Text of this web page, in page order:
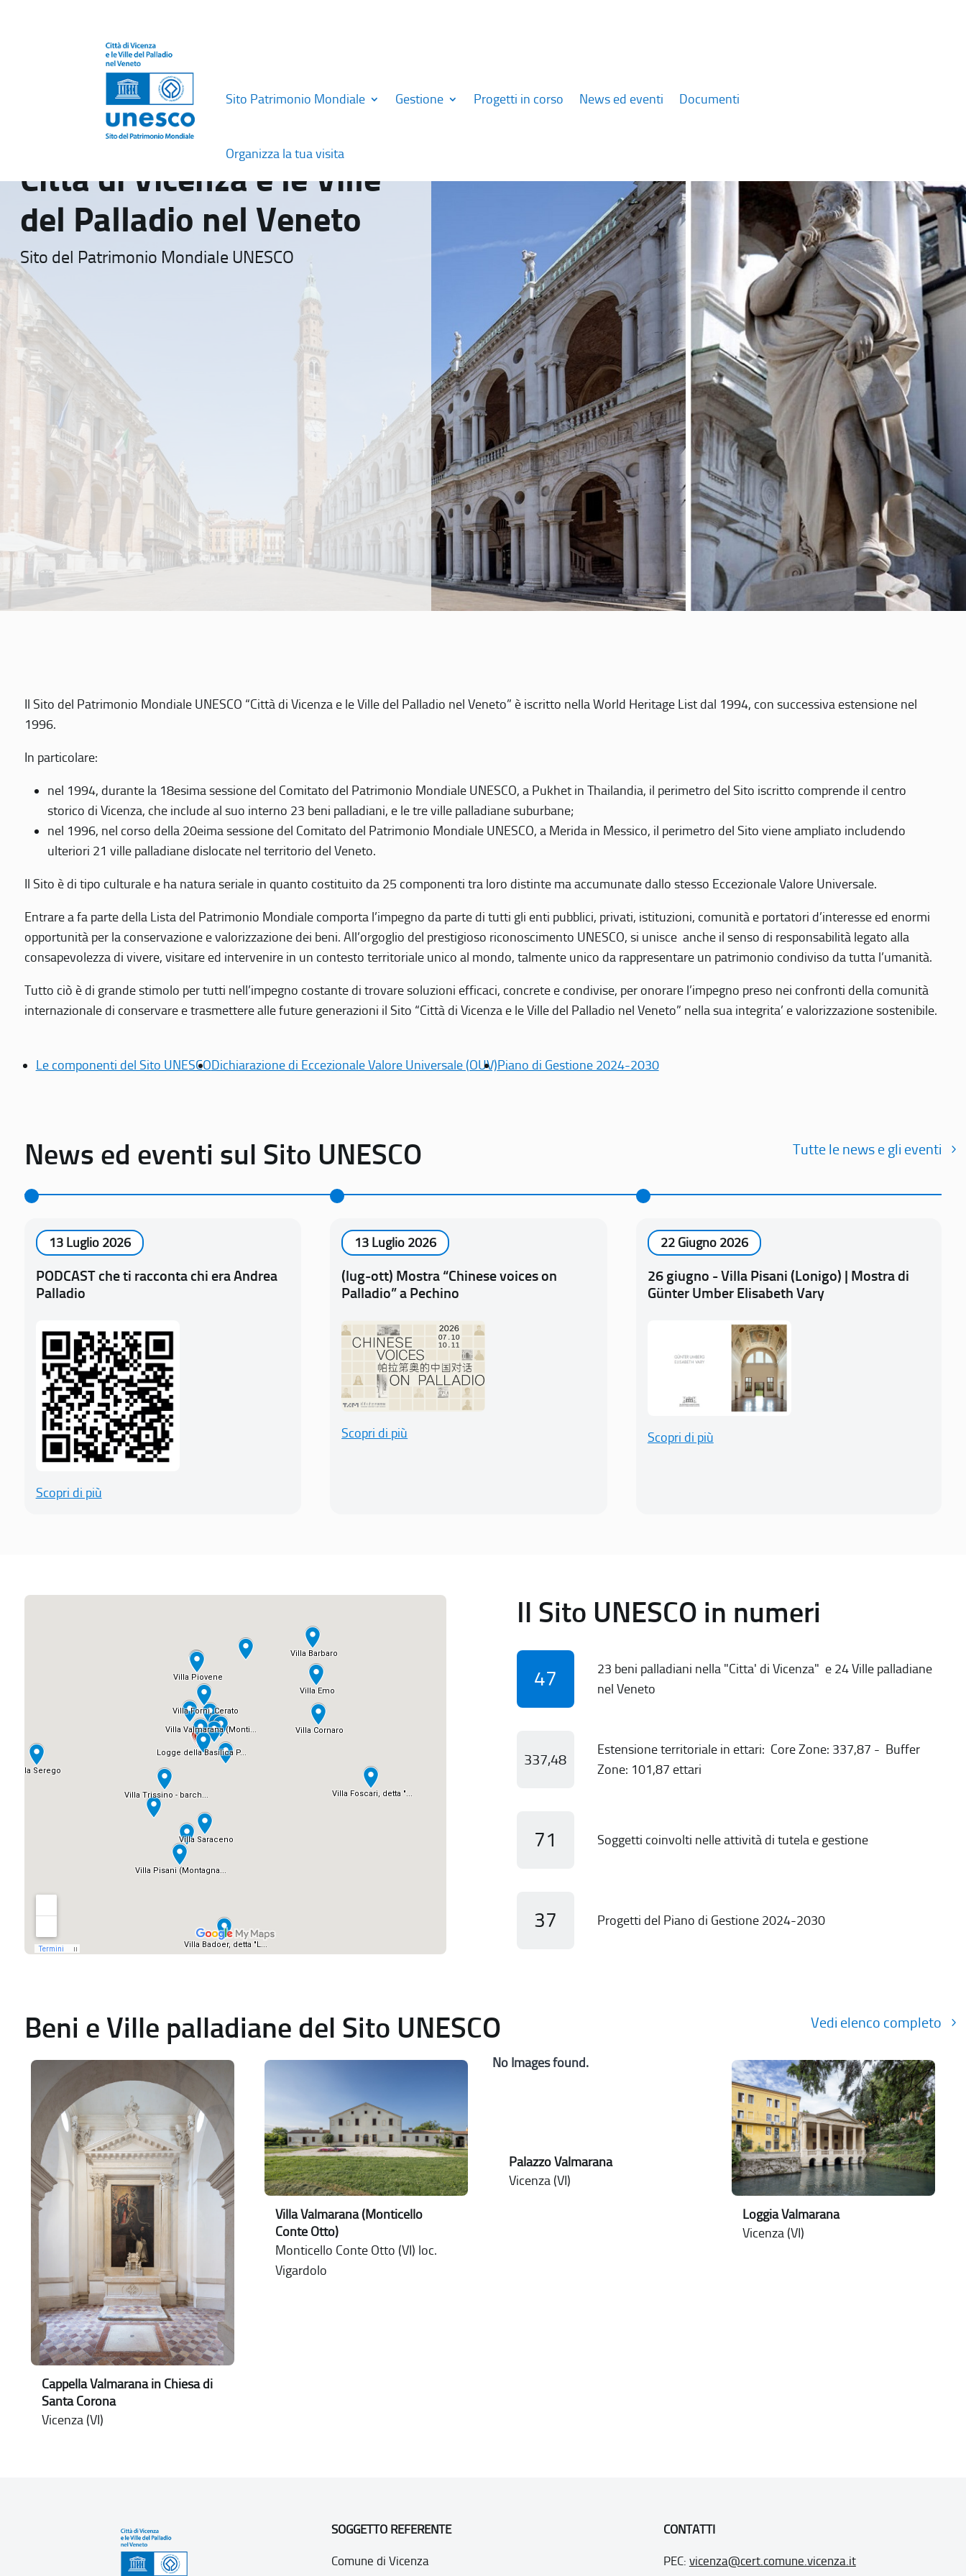
Sito Patrimonio Mondiale Gestione Progetti in corso News ed eventi Documenti
Organizza la tua visita
Città di Vicenza e le Ville
del Palladio nel Veneto
Sito del Patrimonio Mondiale UNESCO
Il Sito del Patrimonio Mondiale UNESCO “Città di Vicenza e le Ville del Palladio nel Veneto” è iscritto nella World Heritage List dal 1994, con successiva estensione nel
1996.
In particolare:
nel 1994, durante la 18esima sessione del Comitato del Patrimonio Mondiale UNESCO, a Pukhet in Thailandia, il perimetro del Sito iscritto comprende il centro
storico di Vicenza, che include al suo interno 23 beni palladiani, e le tre ville palladiane suburbane;
nel 1996, nel corso della 20eima sessione del Comitato del Patrimonio Mondiale UNESCO, a Merida in Messico, il perimetro del Sito viene ampliato includendo
ulteriori 21 ville palladiane dislocate nel territorio del Veneto.
Il Sito è di tipo culturale e ha natura seriale in quanto costituito da 25 componenti tra loro distinte ma accumunate dallo stesso Eccezionale Valore Universale.
Entrare a fa parte della Lista del Patrimonio Mondiale comporta l’impegno da parte di tutti gli enti pubblici, privati, istituzioni, comunità e portatori d’interesse ed enormi
opportunità per la conservazione e valorizzazione dei beni. All’orgoglio del prestigioso riconoscimento UNESCO, si unisce anche il senso di responsabilità legato alla
consapevolezza di vivere, visitare ed intervenire in un contesto territoriale unico al mondo, talmente unico da rappresentare un patrimonio condiviso da tutta l’umanità.
Tutto ciò è di grande stimolo per tutti nell’impegno costante di trovare soluzioni efficaci, concrete e condivise, per onorare l’impegno preso nei confronti della comunità
internazionale di conservare e trasmettere alle future generazioni il Sito “Città di Vicenza e le Ville del Palladio nel Veneto” nella sua integrita’ e valorizzazione sostenibile.
Le componenti del Sito UNESCODichiarazione di Eccezionale Valore Universale (OUV)Piano di Gestione 2024-2030
News ed eventi sul Sito UNESCO Tutte le news e gli eventi
13 Luglio 2026
PODCAST che ti racconta chi era Andrea
Palladio
Scopri di più
13 Luglio 2026
(lug-ott) Mostra “Chinese voices on
Palladio” a Pechino
Scopri di più
22 Giugno 2026
26 giugno - Villa Pisani (Lonigo) | Mostra di
Günter Umber Elisabeth Vary
Scopri di più
Il Sito UNESCO in numeri
47
23 beni palladiani nella "Citta' di Vicenza" e 24 Ville palladiane
nel Veneto
337,48
Estensione territoriale in ettari: Core Zone: 337,87 - Buffer
Zone: 101,87 ettari
71 Soggetti coinvolti nelle attività di tutela e gestione
37 Progetti del Piano di Gestione 2024-2030
Beni e Ville palladiane del Sito UNESCO Vedi elenco completo
Cappella Valmarana in Chiesa di
Santa Corona
Vicenza (VI)
Villa Valmarana (Monticello
Conte Otto)
Monticello Conte Otto (VI) loc.
Vigardolo
No Images found.
Palazzo Valmarana
Vicenza (VI)
Loggia Valmarana
Vicenza (VI)
SOGGETTO REFERENTE
Comune di Vicenza
CONTATTI
PEC: vicenza@cert.comune.vicenza.it